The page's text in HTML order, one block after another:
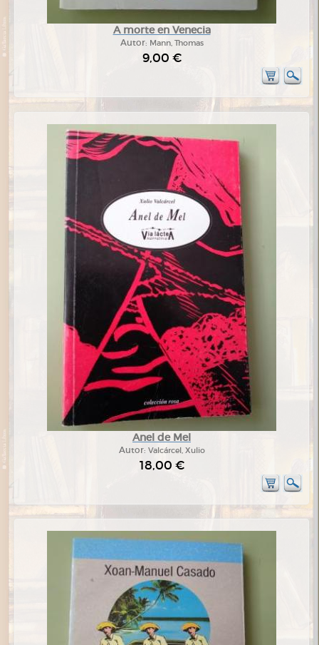
A morte en Venecia
Autor: Mann, Thomas
9,00 €
Anel de Mel
Autor: Valcárcel, Xulio
18,00 €